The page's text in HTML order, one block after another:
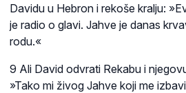
Davidu u Hebron i rekoše kralju:
je radio o glavi. Jahve je danas
rodu.«
9 Ali David odvrati Rekabu i
»Tako mi živog Jahve koji me